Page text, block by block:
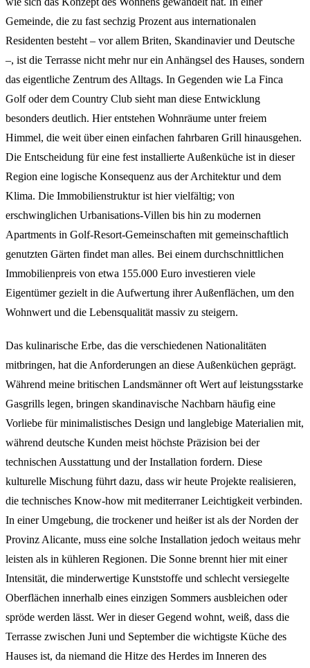
Gemeinde, die zu fast sechzig Prozent aus internationalen
Residenten besteht – vor allem Briten, Skandinavier und Deutsche
–, ist die Terrasse nicht mehr nur ein Anhängsel des Hauses, sondern
das eigentliche Zentrum des Alltags. In Gegenden wie La Finca
Golf oder dem Country Club sieht man diese Entwicklung
besonders deutlich. Hier entstehen Wohnräume unter freiem
Himmel, die weit über einen einfachen fahrbaren Grill hinausgehen.
Die Entscheidung für eine fest installierte Außenküche ist in dieser
Region eine logische Konsequenz aus der Architektur und dem
Klima. Die Immobilienstruktur ist hier vielfältig; von
erschwinglichen Urbanisations-Villen bis hin zu modernen
Apartments in Golf-Resort-Gemeinschaften mit gemeinschaftlich
genutzten Gärten findet man alles. Bei einem durchschnittlichen
Immobilienpreis von etwa 155.000 Euro investieren viele
Eigentümer gezielt in die Aufwertung ihrer Außenflächen, um den
Wohnwert und die Lebensqualität massiv zu steigern.
Das kulinarische Erbe, das die verschiedenen Nationalitäten
mitbringen, hat die Anforderungen an diese Außenküchen geprägt.
Während meine britischen Landsmänner oft Wert auf leistungsstarke
Gasgrills legen, bringen skandinavische Nachbarn häufig eine
Vorliebe für minimalistisches Design und langlebige Materialien mit,
während deutsche Kunden meist höchste Präzision bei der
technischen Ausstattung und der Installation fordern. Diese
kulturelle Mischung führt dazu, dass wir heute Projekte realisieren,
die technisches Know-how mit mediterraner Leichtigkeit verbinden.
In einer Umgebung, die trockener und heißer ist als der Norden der
Provinz Alicante, muss eine solche Installation jedoch weitaus mehr
leisten als in kühleren Regionen. Die Sonne brennt hier mit einer
Intensität, die minderwertige Kunststoffe und schlecht versiegelte
Oberflächen innerhalb eines einzigen Sommers ausbleichen oder
spröde werden lässt. Wer in dieser Gegend wohnt, weiß, dass die
Terrasse zwischen Juni und September die wichtigste Küche des
Hauses ist, da niemand die Hitze des Herdes im Inneren des